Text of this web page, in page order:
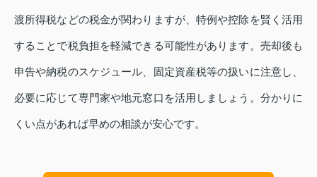
渡所得税などの税金が関わりますが、特例や控除を賢く活用
することで税負担を軽減できる可能性があります。売却後も
申告や納税のスケジュール、固定資産税等の扱いに注意し、
必要に応じて専門家や地元窓口を活用しましょう。分かりに
くい点があれば早めの相談が安心です。